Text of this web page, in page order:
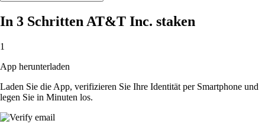
In 3 Schritten AT&T Inc. staken
1
App herunterladen
Laden Sie die App, verifizieren Sie Ihre Identität per Smartphone und
legen Sie in Minuten los.